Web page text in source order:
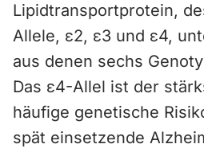
Lipidtransportprotein,
Allele, ε2, ε3 und ε4,
aus denen sechs
Das ε4-Allel ist der
häufige genetische
spät einsetzende